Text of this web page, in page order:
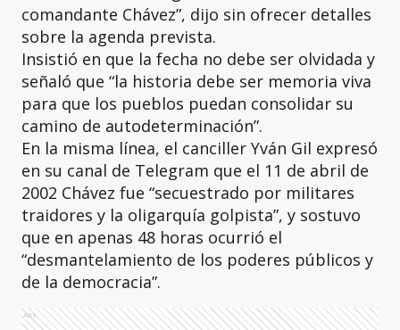
comandante Chávez”, dijo sin ofrecer detalles
sobre la agenda prevista.
Insistió en que la fecha no debe ser olvidada y
señaló que “la historia debe ser memoria viva
para que los pueblos puedan consolidar su
camino de autodeterminación”.
En la misma línea, el canciller Yván Gil expresó
en su canal de Telegram que el 11 de abril de
2002 Chávez fue “secuestrado por militares
traidores y la oligarquía golpista”, y sostuvo
que en apenas 48 horas ocurrió el
“desmantelamiento de los poderes públicos y
de la democracia”.
Ads